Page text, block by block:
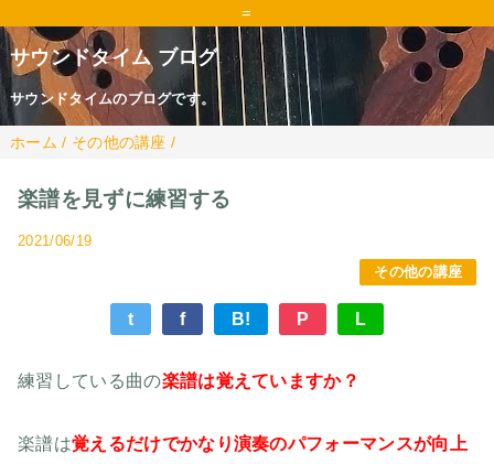
=
サウンドタイム ブログ
サウンドタイムのブログです。
ホーム / その他の講座 /
楽譜を見ずに練習する
2021/06/19
その他の講座
t f B! P L
練習している曲の楽譜は覚えていますか？
楽譜は覚えるだけでかなり演奏のパフォーマンスが向上